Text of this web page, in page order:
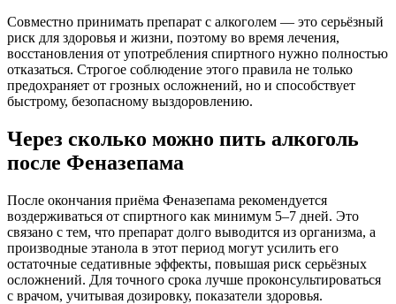
Совместно принимать препарат с алкоголем — это серьёзный
риск для здоровья и жизни, поэтому во время лечения,
восстановления от употребления спиртного нужно полностью
отказаться. Строгое соблюдение этого правила не только
предохраняет от грозных осложнений, но и способствует
быстрому, безопасному выздоровлению.
Через сколько можно пить алкоголь
после Феназепама
После окончания приёма Феназепама рекомендуется
воздерживаться от спиртного как минимум 5–7 дней. Это
связано с тем, что препарат долго выводится из организма, а
производные этанола в этот период могут усилить его
остаточные седативные эффекты, повышая риск серьёзных
осложнений. Для точного срока лучше проконсультироваться
с врачом, учитывая дозировку, показатели здоровья.